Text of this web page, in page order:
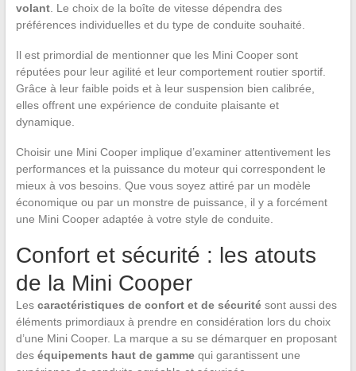
volant. Le choix de la boîte de vitesse dépendra des
préférences individuelles et du type de conduite souhaité.
Il est primordial de mentionner que les Mini Cooper sont
réputées pour leur agilité et leur comportement routier sportif.
Grâce à leur faible poids et à leur suspension bien calibrée,
elles offrent une expérience de conduite plaisante et
dynamique.
Choisir une Mini Cooper implique d’examiner attentivement les
performances et la puissance du moteur qui correspondent le
mieux à vos besoins. Que vous soyez attiré par un modèle
économique ou par un monstre de puissance, il y a forcément
une Mini Cooper adaptée à votre style de conduite.
Confort et sécurité : les atouts
de la Mini Cooper
Les caractéristiques de confort et de sécuritésont aussi des
éléments primordiaux à prendre en considération lors du choix
d’une Mini Cooper. La marque a su se démarquer en proposant
des équipements haut de gammequi garantissent une